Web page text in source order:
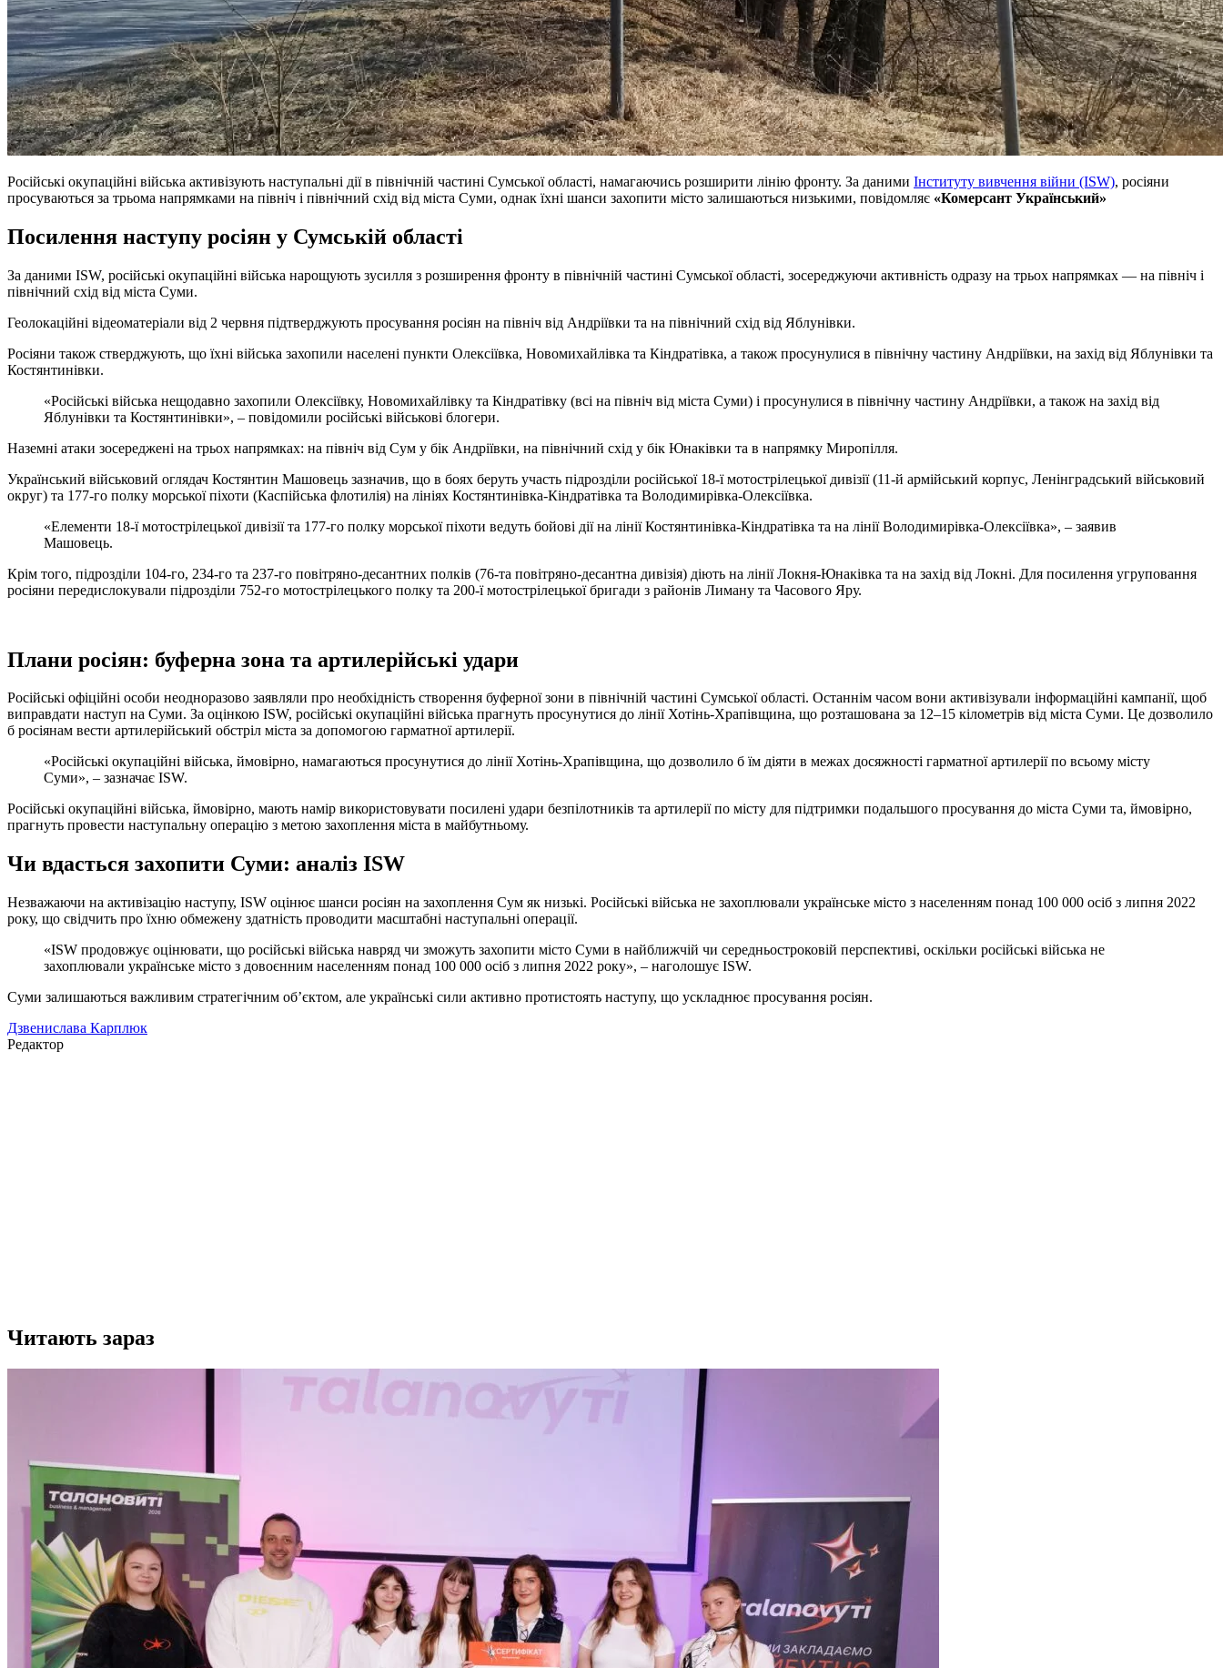
Російські окупаційні війська активізують наступальні дії в північній частині Сумської області, намагаючись розширити лінію фронту. За даними Інституту вивчення війни (ISW), росіяни
просуваються за трьома напрямками на північ і північний схід від міста Суми, однак їхні шанси захопити місто залишаються низькими, повідомляє «Комерсант Український»
Посилення наступу росіян у Сумській області
За даними ISW, російські окупаційні війська нарощують зусилля з розширення фронту в північній частині Сумської області, зосереджуючи активність одразу на трьох напрямках — на північ і
північний схід від міста Суми.
Геолокаційні відеоматеріали від 2 червня підтверджують просування росіян на північ від Андріївки та на північний схід від Яблунівки.
Росіяни також стверджують, що їхні війська захопили населені пункти Олексіївка, Новомихайлівка та Кіндратівка, а також просунулися в північну частину Андріївки, на захід від Яблунівки та
Костянтинівки.
«Російські війська нещодавно захопили Олексіївку, Новомихайлівку та Кіндратівку (всі на північ від міста Суми) і просунулися в північну частину Андріївки, а також на захід від
Яблунівки та Костянтинівки», – повідомили російські військові блогери.
Наземні атаки зосереджені на трьох напрямках: на північ від Сум у бік Андріївки, на північний схід у бік Юнаківки та в напрямку Миропілля.
Український військовий оглядач Костянтин Машовець зазначив, що в боях беруть участь підрозділи російської 18-ї мотострілецької дивізії (11-й армійський корпус, Ленінградський військовий
округ) та 177-го полку морської піхоти (Каспійська флотилія) на лініях Костянтинівка-Кіндратівка та Володимирівка-Олексіївка.
«Елементи 18-ї мотострілецької дивізії та 177-го полку морської піхоти ведуть бойові дії на лінії Костянтинівка-Кіндратівка та на лінії Володимирівка-Олексіївка», – заявив
Машовець.
Крім того, підрозділи 104-го, 234-го та 237-го повітряно-десантних полків (76-та повітряно-десантна дивізія) діють на лінії Локня-Юнаківка та на захід від Локні. Для посилення угруповання
росіяни передислокували підрозділи 752-го мотострілецького полку та 200-ї мотострілецької бригади з районів Лиману та Часового Яру.
Плани росіян: буферна зона та артилерійські удари
Російські офіційні особи неодноразово заявляли про необхідність створення буферної зони в північній частині Сумської області. Останнім часом вони активізували інформаційні кампанії, щоб
виправдати наступ на Суми. За оцінкою ISW, російські окупаційні війська прагнуть просунутися до лінії Хотінь-Храпівщина, що розташована за 12–15 кілометрів від міста Суми. Це дозволило
б росіянам вести артилерійський обстріл міста за допомогою гарматної артилерії.
«Російські окупаційні війська, ймовірно, намагаються просунутися до лінії Хотінь-Храпівщина, що дозволило б їм діяти в межах досяжності гарматної артилерії по всьому місту
Суми», – зазначає ISW.
Російські окупаційні війська, ймовірно, мають намір використовувати посилені удари безпілотників та артилерії по місту для підтримки подальшого просування до міста Суми та, ймовірно,
прагнуть провести наступальну операцію з метою захоплення міста в майбутньому.
Чи вдасться захопити Суми: аналіз ISW
Незважаючи на активізацію наступу, ISW оцінює шанси росіян на захоплення Сум як низькі. Російські війська не захоплювали українське місто з населенням понад 100 000 осіб з липня 2022
року, що свідчить про їхню обмежену здатність проводити масштабні наступальні операції.
«ISW продовжує оцінювати, що російські війська навряд чи зможуть захопити місто Суми в найближчій чи середньостроковій перспективі, оскільки російські війська не
захоплювали українське місто з довоєнним населенням понад 100 000 осіб з липня 2022 року», – наголошує ISW.
Суми залишаються важливим стратегічним об’єктом, але українські сили активно протистоять наступу, що ускладнює просування росіян.
Дзвенислава Карплюк
Редактор
Читають зараз